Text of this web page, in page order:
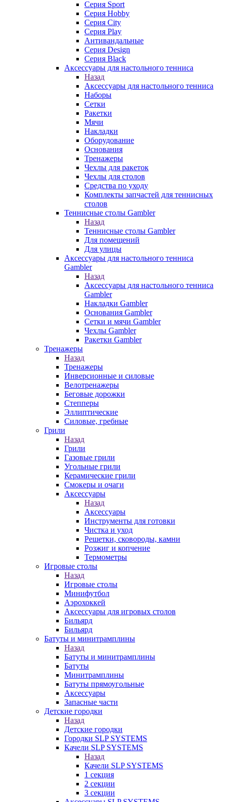
Серия Sport
Серия Hobby
Серия City
Серия Play
Антивандальные
Серия Design
Серия Black
Аксессуары для настольного тенниса
Назад
Аксессуары для настольного тенниса
Наборы
Сетки
Ракетки
Мячи
Накладки
Оборудование
Основания
Тренажеры
Чехлы для ракеток
Чехлы для столов
Средства по уходу
Комплекты запчастей для теннисных
столов
Теннисные столы Gambler
Назад
Теннисные столы Gambler
Для помещений
Для улицы
Аксессуары для настольного тенниса
Gambler
Назад
Аксессуары для настольного тенниса
Gambler
Накладки Gambler
Основания Gambler
Сетки и мячи Gambler
Чехлы Gambler
Ракетки Gambler
Тренажеры
Назад
Тренажеры
Инверсионные и силовые
Велотренажеры
Беговые дорожки
Степперы
Эллиптические
Силовые, гребные
Грили
Назад
Грили
Газовые грили
Угольные грили
Керамические грили
Смокеры и очаги
Аксессуары
Назад
Аксессуары
Инструменты для готовки
Чистка и уход
Решетки, сковороды, камни
Розжиг и копчение
Термометры
Игровые столы
Назад
Игровые столы
Минифутбол
Аэрохоккей
Аксессуары для игровых столов
Бильяpд
Бильяpд
Батуты и минитрамплины
Назад
Батуты и минитрамплины
Батуты
Минитрамплины
Батуты прямоугольные
Аксессуары
Запасные части
Детские городки
Назад
Детские городки
Городки SLP SYSTEMS
Качели SLP SYSTEMS
Назад
Качели SLP SYSTEMS
1 секция
2 секции
3 секции